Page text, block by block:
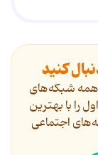
کنید
همه شبکه‌های
را با بهترین
اجتماعی